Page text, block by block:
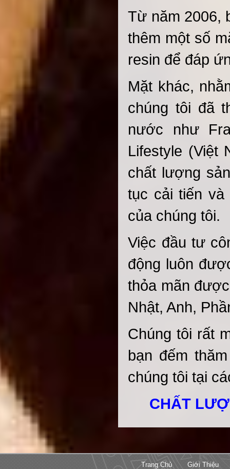
Từ năm 2006,
thêm một số
resin để đáp
Mặt khác,
chúng tôi đã
nước như
Lifestyle (Việt
chất lượng
tục cải tiến và
của chúng tôi.
Việc đầu tư
động luôn
thỏa mãn
Nhật, Anh,
Chúng tôi rất
bạn đếm
chúng tôi tại
CHẤT
Trang Chủ Giới Thiệu